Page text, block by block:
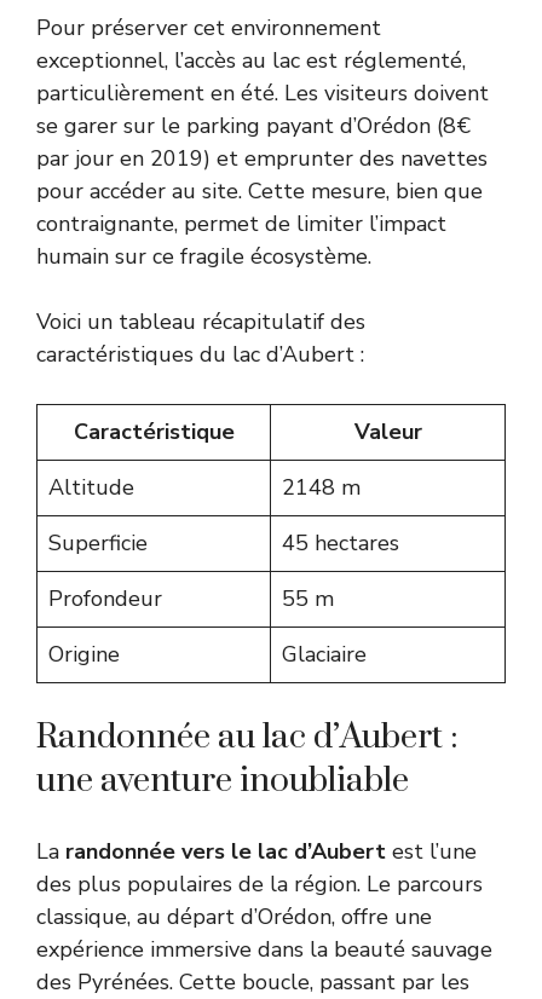
Pour préserver cet environnement
exceptionnel, l’accès au lac est réglementé,
particulièrement en été. Les visiteurs doivent
se garer sur le parking payant d’Orédon (8€
par jour en 2019) et emprunter des navettes
pour accéder au site. Cette mesure, bien que
contraignante, permet de limiter l’impact
humain sur ce fragile écosystème.
Voici un tableau récapitulatif des
caractéristiques du lac d’Aubert :
Caractéristique
Valeur
Altitude
2148 m
Superficie
45 hectares
Profondeur
55 m
Origine
Glaciaire
Randonnée au lac d’Aubert :
une aventure inoubliable
La randonnée vers le lac d’Aubert est l’une
des plus populaires de la région. Le parcours
classique, au départ d’Orédon, offre une
expérience immersive dans la beauté sauvage
des Pyrénées. Cette boucle, passant par les